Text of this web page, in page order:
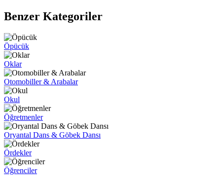
Benzer Kategoriler
Öpücük
Oklar
Otomobiller & Arabalar
Okul
Öğretmenler
Oryantal Dans & Göbek Dansı
Ördekler
Öğrenciler